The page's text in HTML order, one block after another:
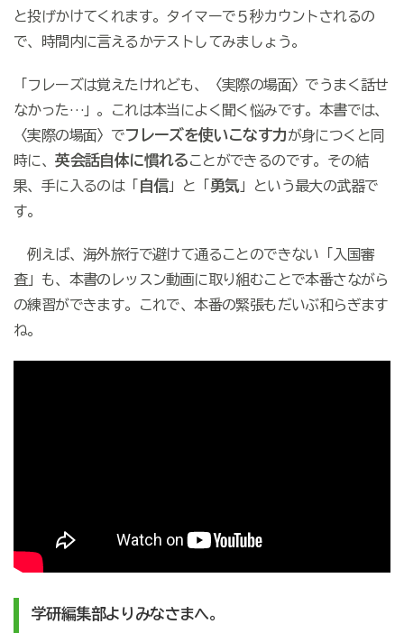
と投げかけてくれます。タイマーで５秒カウントされるの
で、時間内に言えるかテストしてみましょう。
「フレーズは覚えたけれども、〈実際の場面〉でうまく話せ
なかった…」。これは本当によく聞く悩みです。本書では、
〈実際の場面〉でフレーズを使いこなす力が身につくと同
時に、英会話自体に慣れることができるのです。その結
果、手に入るのは「 自信」と「 勇気」という最大の武器で
す。
例えば、海外旅行で避けて通ることのできない「入国審
査」も、本書のレッスン動画に取り組むことで本番さながら
の練習ができます。これで、本番の緊張もだいぶ和らぎます
ね。
学研編集部よりみなさまへ。